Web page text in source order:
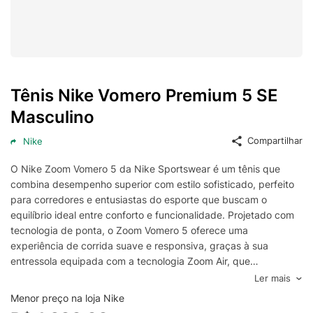
Tênis Nike Vomero Premium 5 SE
Masculino
Nike Compartilhar
O Nike Zoom Vomero 5 da Nike Sportswear é um tênis que
combina desempenho superior com estilo sofisticado, perfeito
para corredores e entusiastas do esporte que buscam o
equilíbrio ideal entre conforto e funcionalidade. Projetado com
tecnologia de ponta, o Zoom Vomero 5 oferece uma
experiência de corrida suave e responsiva, graças à sua
entressola equipada com a tecnologia Zoom Air, que
proporciona excelente amortecimento e retorno de energia a
cada passo.
Este modelo se destaca pelo seu cabedal em mesh, que
Ler mais
Menor preço na loja Nike